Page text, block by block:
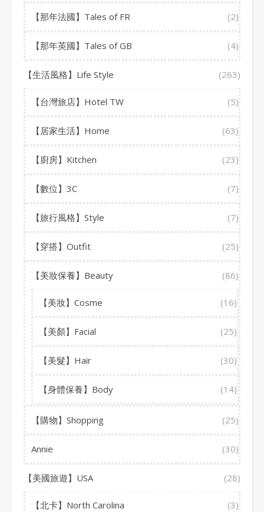
【那年法國】Tales of FR (2)
【那年英國】Tales of GB (4)
【生活風格】Life Style (263)
【台灣旅店】Hotel TW (5)
【居家生活】Home (63)
【廚房】Kitchen (23)
【數位】3C (7)
【旅行風格】Style (7)
【穿搭】Outfit (25)
【美妝保養】Beauty (86)
【美妝】Cosme (16)
【美顏】Facial (25)
【美髮】Hair (30)
【身體保養】Body (14)
【購物】Shopping (25)
Annie (30)
【美國旅遊】USA (28)
【北卡】North Carolina (3)